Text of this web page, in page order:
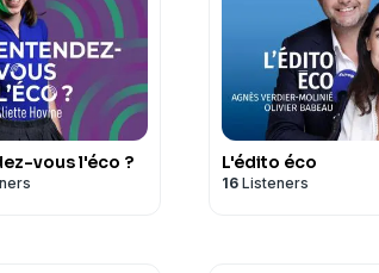
vous l'éco ? L'édito éco
16 Listeners